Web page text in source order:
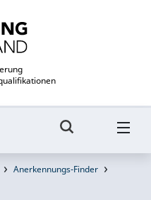
Anerkennungs-Finder